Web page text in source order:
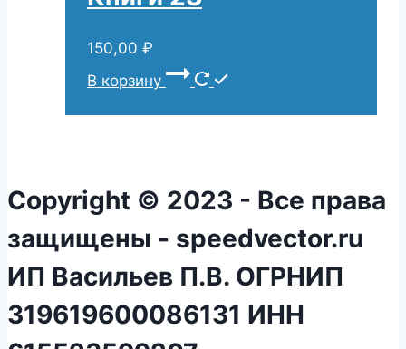
150,00 ₽
В корзину
Copyright © 2023 - Все права
защищены - speedvector.ru
ИП Васильев П.В. ОГРНИП
319619600086131 ИНН